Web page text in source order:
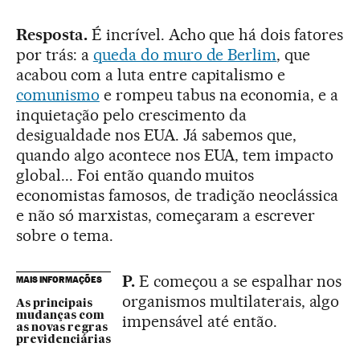
Resposta. É incrível. Acho que há dois fatores
por trás: a queda do muro de Berlim, que
acabou com a luta entre capitalismo e
comunismo e rompeu tabus na economia, e a
inquietação pelo crescimento da
desigualdade nos EUA. Já sabemos que,
quando algo acontece nos EUA, tem impacto
global... Foi então quando muitos
economistas famosos, de tradição neoclássica
e não só marxistas, começaram a escrever
sobre o tema.
MAIS INFORMAÇÕES
As principais
mudanças com
as novas regras
previdenciárias
P.E começou a se espalhar nos
organismos multilaterais, algo
impensável até então.